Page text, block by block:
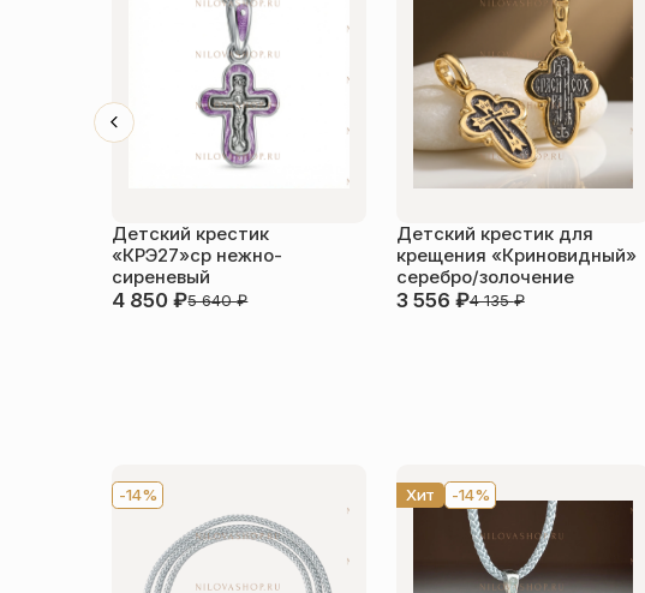
Детский крестик
«КРЭ27»ср нежно-
сиреневый
4 850₽5 640₽
Детский крестик для
крещения «Криновидный»
серебро/золочение
3 556 ₽4 135₽
-14% Хит -14%